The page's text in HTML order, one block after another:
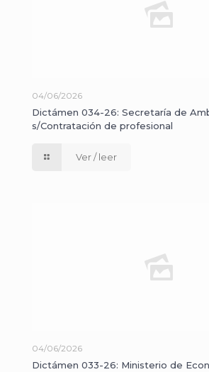
04/06/2026
Dictámen 034-26: Secretaría de
s/Contratación de profesional
Ver / leer
04/06/2026
Dictámen 033-26: Ministerio de